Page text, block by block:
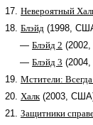
17. Невероятный
18. Блэйд (1998,
— Блэйд 2
— Блэйд 3
19. Мстители:
20. Халк (2003,
21. Защитники